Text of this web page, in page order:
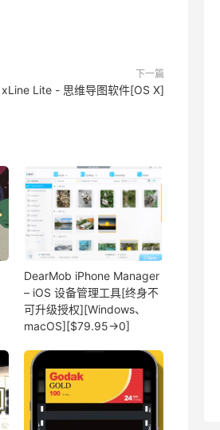
下一篇
xLine Lite - 思维导图软件[OS X]
DearMob iPhone Manager
– iOS 设备管理工具[终身不
可升级授权][Windows、
macOS][$79.95→0]